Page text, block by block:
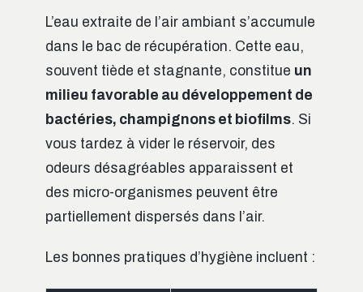
L’eau extraite de l’air ambiant s’accumule
dans le bac de récupération. Cette eau,
souvent tiède et stagnante, constitue un
milieu favorable au développement de
bactéries, champignons et biofilms. Si
vous tardez à vider le réservoir, des
odeurs désagréables apparaissent et
des micro-organismes peuvent être
partiellement dispersés dans l’air.
Les bonnes pratiques d’hygiène incluent :